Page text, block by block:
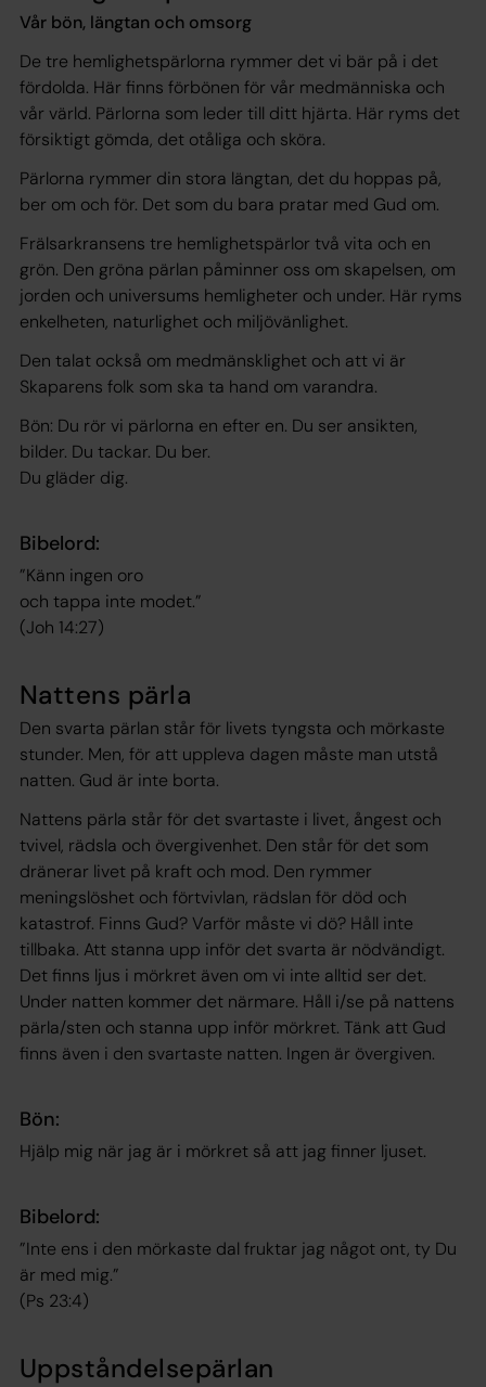
Vår bön, längtan och omsorg
De tre hemlighetspärlorna rymmer det vi bär på i det
fördolda. Här finns förbönen för vår medmänniska och
vår värld. Pärlorna som leder till ditt hjärta. Här ryms det
försiktigt gömda, det otåliga och sköra.
Pärlorna rymmer din stora längtan, det du hoppas på,
ber om och för. Det som du bara pratar med Gud om.
Frälsarkransens tre hemlighetspärlor två vita och en
grön. Den gröna pärlan påminner oss om skapelsen, om
jorden och universums hemligheter och under. Här ryms
enkelheten, naturlighet och miljövänlighet.
Den talat också om medmänsklighet och att vi är
Skaparens folk som ska ta hand om varandra.
Bön: Du rör vi pärlorna en efter en. Du ser ansikten,
bilder. Du tackar. Du ber.
Du gläder dig.
Bibelord:
”Känn ingen oro
och tappa inte modet.”
(Joh 14:27)
Nattens pärla
Den svarta pärlan står för livets tyngsta och mörkaste
stunder. Men, för att uppleva dagen måste man utstå
natten. Gud är inte borta.
Nattens pärla står för det svartaste i livet, ångest och
tvivel, rädsla och övergivenhet. Den står för det som
dränerar livet på kraft och mod. Den rymmer
meningslöshet och förtvivlan, rädslan för död och
katastrof. Finns Gud? Varför måste vi dö? Håll inte
tillbaka. Att stanna upp inför det svarta är nödvändigt.
Det finns ljus i mörkret även om vi inte alltid ser det.
Under natten kommer det närmare. Håll i/se på nattens
pärla/sten och stanna upp inför mörkret. Tänk att Gud
finns även i den svartaste natten. Ingen är övergiven.
Bön:
Hjälp mig när jag är i mörkret så att jag finner ljuset.
Bibelord:
”Inte ens i den mörkaste dal fruktar jag något ont, ty Du
är med mig.”
(Ps 23:4)
Uppståndelsepärlan